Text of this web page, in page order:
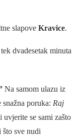
slapove Kravice.
dvadesetak minuta
Na samom ulazu iz
poruka: Raj
uvjerite se sami zašto
sve nudi